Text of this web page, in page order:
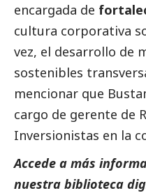
encargada de
cultura corporativa
vez, el desarrollo de
sostenibles
mencionar que
cargo de gerente de
Inversionistas en la
Accede a más
nuestra biblioteca